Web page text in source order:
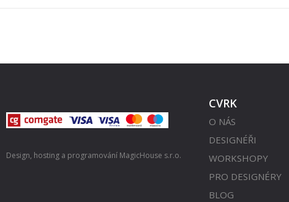
Design, hosting a programování MagicHouse s.r.o.
CVRK
O NÁS
DESIGNÉŘI
WORKSHOPY
PRO DESIGNÉRY
BLOG